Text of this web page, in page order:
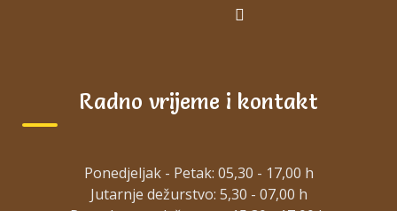
srp 22, 2026
Radno vrijeme i kontakt
Ponedjeljak - Petak: 05,30 - 17,00 h
Jutarnje dežurstvo: 5,30 - 07,00 h